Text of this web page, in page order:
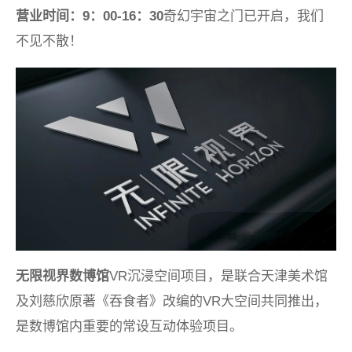
营业时间：9：00-16：30奇幻宇宙之门已开启，我们
不见不散！
无限视界数博馆VR沉浸空间项目，是联合天津美术馆
及刘慈欣原著《吞食者》改编的VR大空间共同推出，
是数博馆内重要的常设互动体验项目。